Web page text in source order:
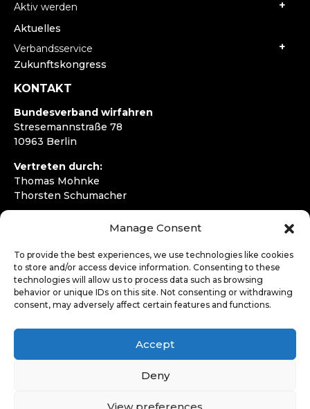
Manage Consent
To provide the best experiences, we use technologies like cookies
to store and/or access device information. Consenting to these
technologies will allow us to process data such as browsing
behavior or unique IDs on this site. Not consenting or withdrawing
consent, may adversely affect certain features and functions.
Accept
Deny
View preferences
Aktiv werden
Aktuelles
Verbandsservice
Zukunftskongress
KONTAKT
Bundesverband wirfahren
Stresemannstraße 78
10963 Berlin
Vertreten durch:
Thomas Mohnke
Thorsten Schumacher
kontakt@wirfahren.de
RECHTLICHES
Impressum
Datenschutzerklärung